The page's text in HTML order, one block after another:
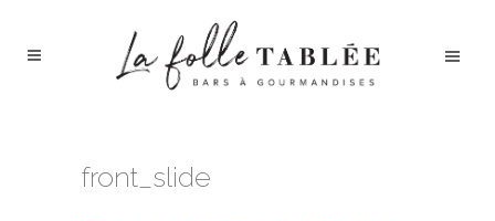
front_slide